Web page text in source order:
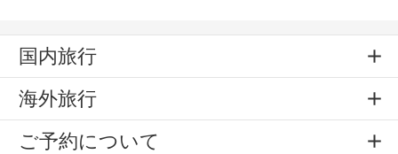
国内旅行
海外旅行
ご予約について